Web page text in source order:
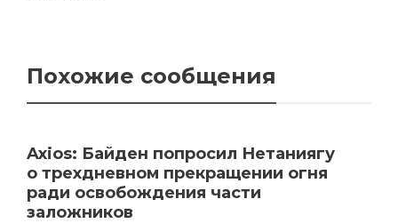
Похожие сообщения
Axios: Байден попросил Нетаниягу
о трехдневном прекращении огня
ради освобождения части
заложников